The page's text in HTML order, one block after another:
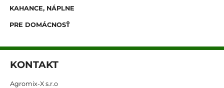
KAHANCE, NÁPLNE
PRE DOMÁCNOSŤ
KONTAKT
Agromix-X s.r.o